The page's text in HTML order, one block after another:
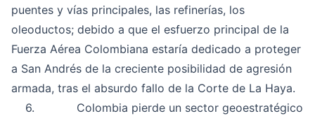
puentes y vías principales, las refinerías, los
oleoductos; debido a que el esfuerzo principal de la
Fuerza Aérea Colombiana estaría dedicado a proteger
a San Andrés de la creciente posibilidad de agresión
armada, tras el absurdo fallo de la Corte de La Haya.
6. Colombia pierde un sector geoestratégico